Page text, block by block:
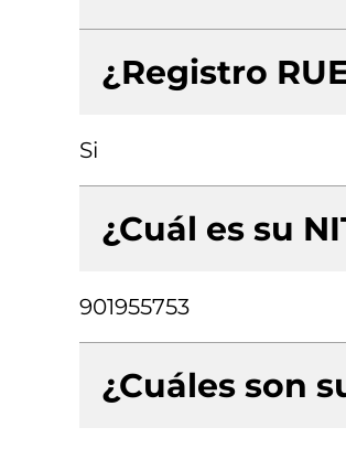
¿Registro
Si
¿Cuál es su
901955753
¿Cuáles son